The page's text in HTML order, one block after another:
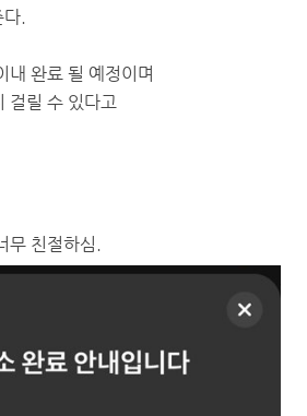
다.
완료 될 예정이며
걸릴 수 있다고
무 친절하심.